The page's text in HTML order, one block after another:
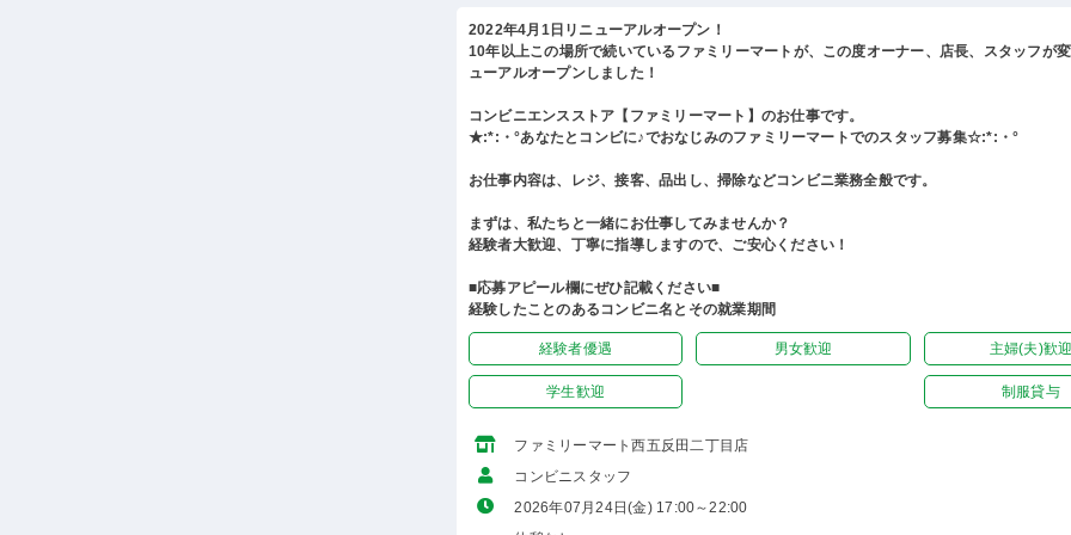
2022年4月1日リニューアルオープン！
10年以上この場所で続いているファミリーマートが、この度オーナー、店長、スタッフが
ューアルオープンしました！
コンビニエンスストア【ファミリーマート】のお仕事です。
★:*:・°あなたとコンビに♪でおなじみのファミリーマートでのスタッフ募集☆:*:・°
お仕事内容は、レジ、接客、品出し、掃除などコンビニ業務全般です。
まずは、私たちと一緒にお仕事してみませんか？
経験者大歓迎、丁寧に指導しますので、ご安心ください！
■応募アピール欄にぜひ記載ください■
経験したことのあるコンビニ名とその就業期間
経験者優遇 男女歓迎 主婦(夫)歓迎
学生歓迎 制服貸与
ファミリーマート西五反田二丁目店
コンビニスタッフ
2026年07月24日(金) 17:00～22:00